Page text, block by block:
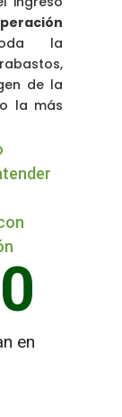
la
de la
la más
en